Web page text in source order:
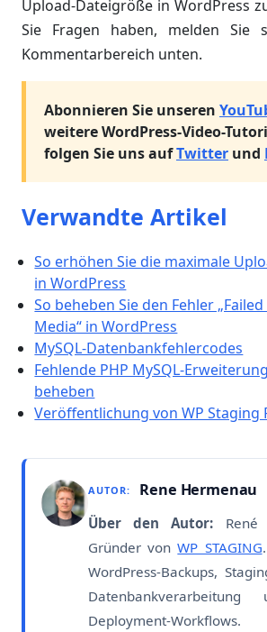
Upload-Dateigröße in WordPress
Sie Fragen haben, melden
Kommentarbereich unten.
Abonnieren Sie unseren
weitere WordPress-Video-
folgen Sie uns aufTwitter und
Verwandte Artikel
So erhöhen Sie die maximale
in WordPress
So beheben Sie den Fehler
Media“ in WordPress
MySQL-Datenbankfehlercodes
Fehlende PHP MySQL-
beheben
Veröffentlichung von WP Staging
AUTOR: Rene Hermenau
Über den Autor: René
Gründer vonWP STAGING
WordPress-Backups,
Deployment-Workflows.